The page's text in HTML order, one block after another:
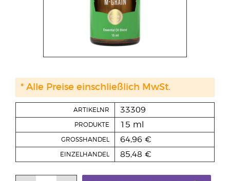
ARTIKELNR 33309
PRODUKTE 15 ml
GROSSHANDEL 64,96 €
EINZELHANDEL 85,48 €
* Alle Preise einschließlich MwSt.